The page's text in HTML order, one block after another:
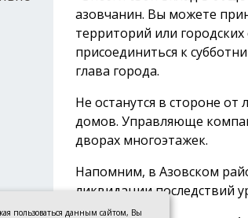
азовчанин. Вы можете
территорий или
присоединиться к
глава города.
Не останутся в стороне
домов. Управляюще
дворах многоэтажек.
Напомним, в Азовском
ликвидации последствий
пользоваться данным сайтом, Вы